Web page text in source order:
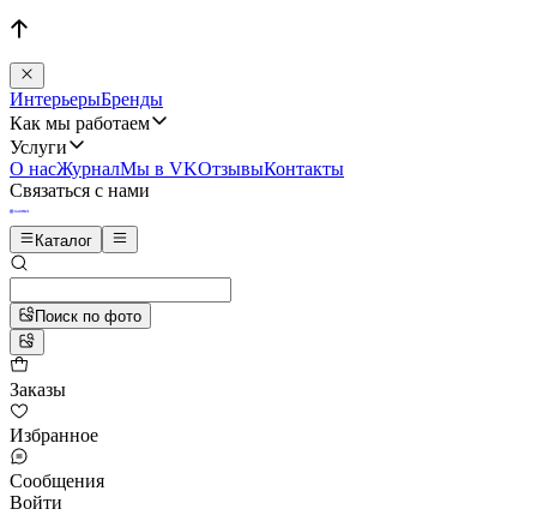
ИнтерьерыБренды
Как мы работаем
Услуги
О насЖурналМы в VKОтзывыКонтакты
Связаться с нами
Каталог
Поиск по фото
Заказы
Избранное
Сообщения
Войти